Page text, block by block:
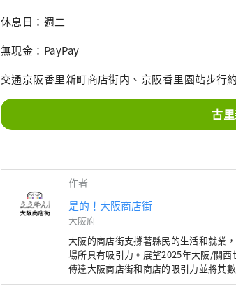
休息日：週二
無現金：PayPay
交通京阪香里新町商店街内、京阪香里園站步行
古
作者
是的！大阪商店街
大阪府
大阪的商店街支撐著縣民的生活和就業
場所具有吸引力。展望2025年大阪/關
傳達大阪商店街和商店的吸引力並將其
用「Eeyan！大阪商店街」與商店街的